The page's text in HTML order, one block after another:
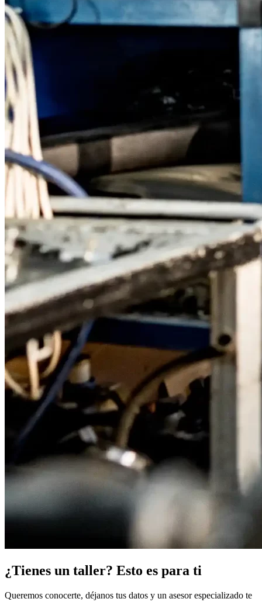
¿Tienes un taller? Esto es para ti
Queremos conocerte, déjanos tus datos y un asesor especializado te